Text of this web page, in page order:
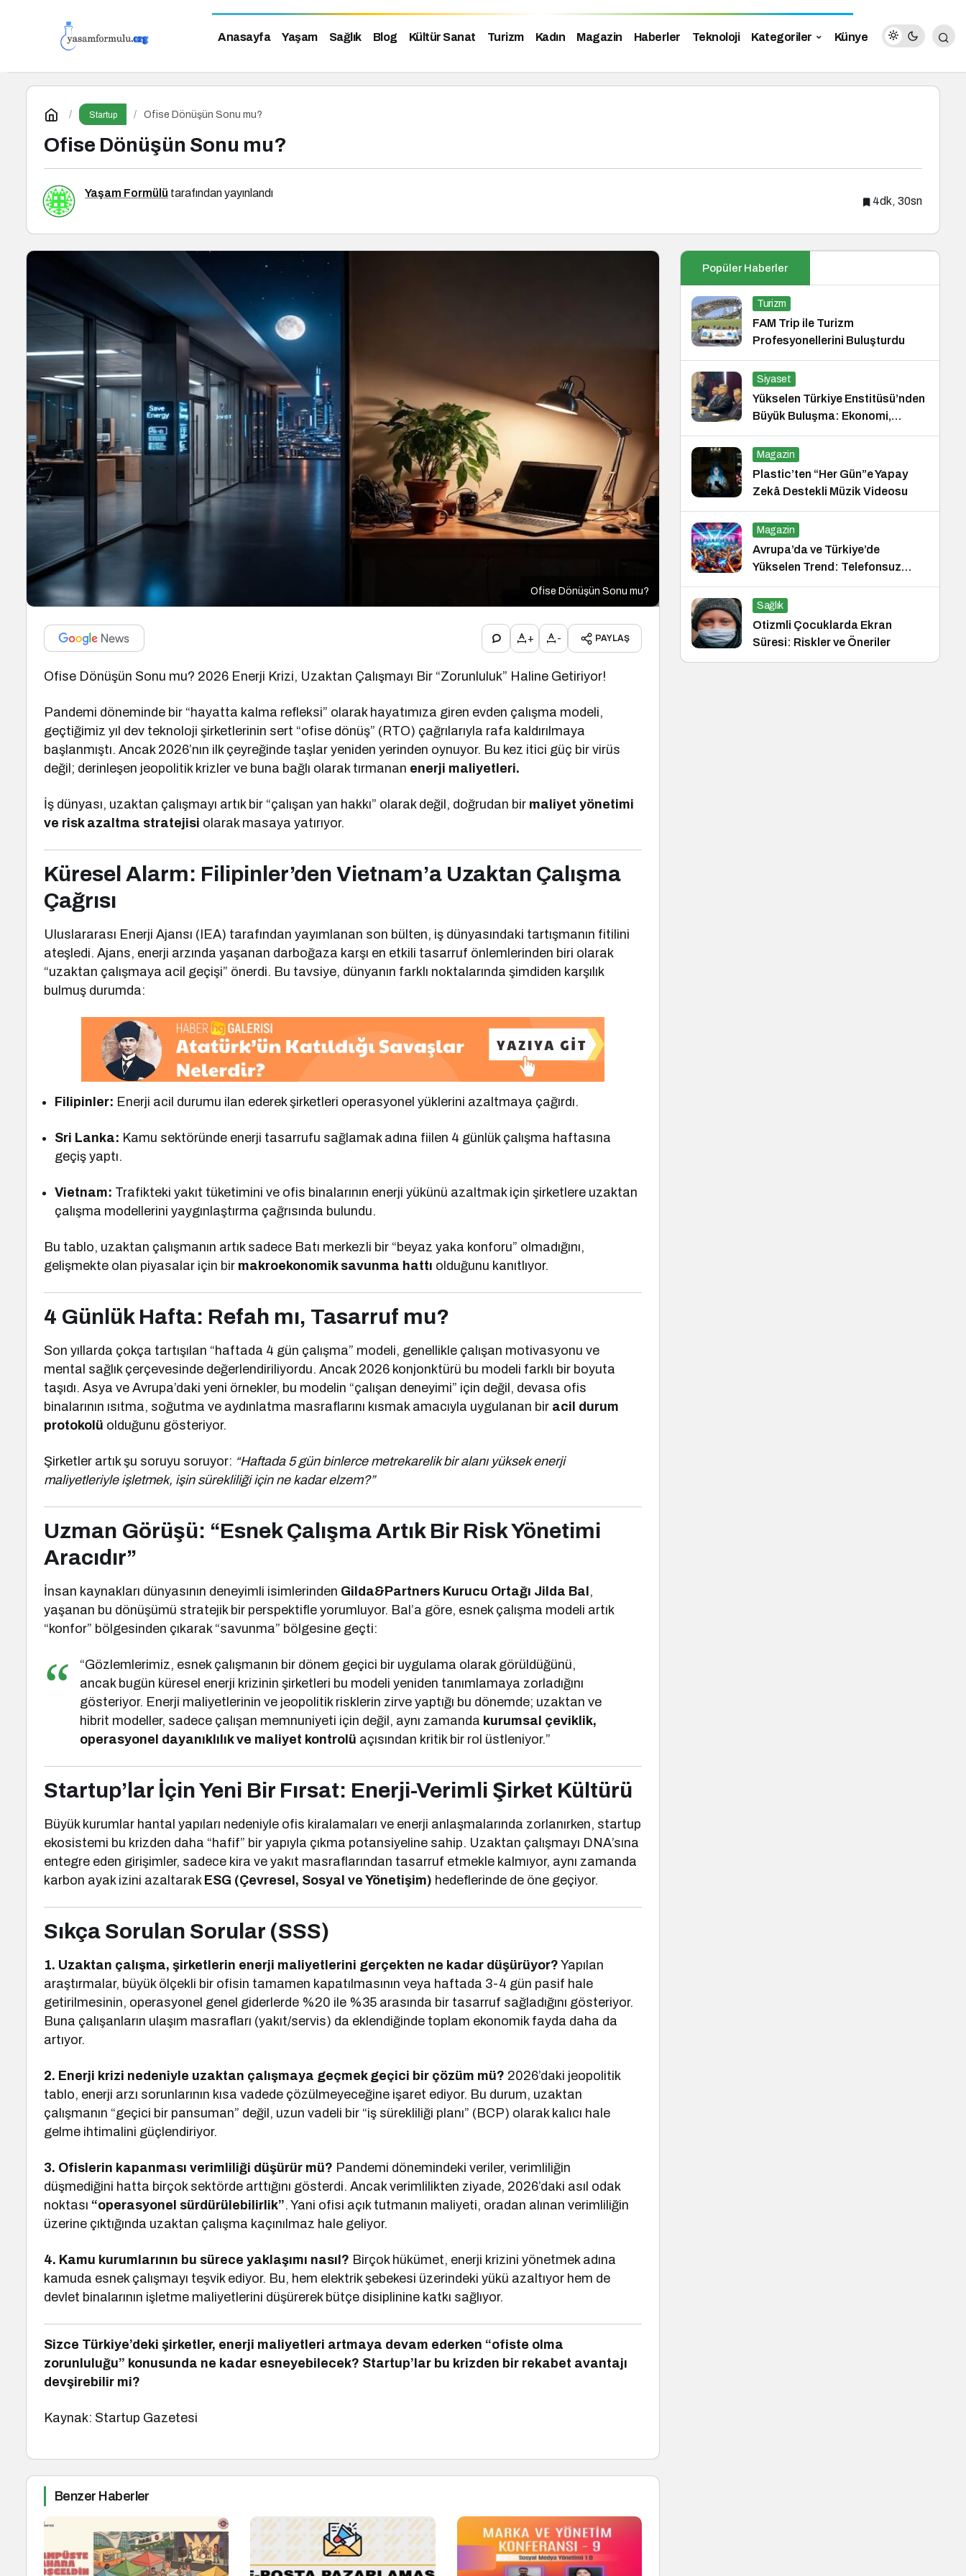
Anasayfa Yaşam Sağlık Blog Kültür Sanat Turizm Kadın Magazin Haberler Teknoloji Kategoriler Künye
Startup Ofise Dönüşün Sonu mu?
Ofise Dönüşün Sonu mu?
Yaşam Formülü tarafından yayınlandı
4dk, 30sn
Ofise Dönüşün Sonu mu?
+ - PAYLAŞ
Ofise Dönüşün Sonu mu? 2026 Enerji Krizi, Uzaktan Çalışmayı Bir “Zorunluluk” Haline Getiriyor!
Pandemi döneminde bir “hayatta kalma refleksi” olarak hayatımıza giren evden çalışma modeli,
geçtiğimiz yıl dev teknoloji şirketlerinin sert “ofise dönüş” (RTO) çağrılarıyla rafa kaldırılmaya
başlanmıştı. Ancak 2026’nın ilk çeyreğinde taşlar yeniden yerinden oynuyor. Bu kez itici güç bir virüs
değil; derinleşen jeopolitik krizler ve buna bağlı olarak tırmanan enerji maliyetleri.
İş dünyası, uzaktan çalışmayı artık bir “çalışan yan hakkı” olarak değil, doğrudan bir maliyet yönetimi
ve risk azaltma stratejisi olarak masaya yatırıyor.
Küresel Alarm: Filipinler’den Vietnam’a Uzaktan Çalışma
Çağrısı
Uluslararası Enerji Ajansı (IEA) tarafından yayımlanan son bülten, iş dünyasındaki tartışmanın fitilini
ateşledi. Ajans, enerji arzında yaşanan darboğaza karşı en etkili tasarruf önlemlerinden biri olarak
“uzaktan çalışmaya acil geçişi” önerdi. Bu tavsiye, dünyanın farklı noktalarında şimdiden karşılık
bulmuş durumda:
Filipinler: Enerji acil durumu ilan ederek şirketleri operasyonel yüklerini azaltmaya çağırdı.
Sri Lanka: Kamu sektöründe enerji tasarrufu sağlamak adına fiilen 4 günlük çalışma haftasına
geçiş yaptı.
Vietnam: Trafikteki yakıt tüketimini ve ofis binalarının enerji yükünü azaltmak için şirketlere uzaktan
çalışma modellerini yaygınlaştırma çağrısında bulundu.
Bu tablo, uzaktan çalışmanın artık sadece Batı merkezli bir “beyaz yaka konforu” olmadığını,
gelişmekte olan piyasalar için bir makroekonomik savunma hattı olduğunu kanıtlıyor.
4 Günlük Hafta: Refah mı, Tasarruf mu?
Son yıllarda çokça tartışılan “haftada 4 gün çalışma” modeli, genellikle çalışan motivasyonu ve
mental sağlık çerçevesinde değerlendiriliyordu. Ancak 2026 konjonktürü bu modeli farklı bir boyuta
taşıdı. Asya ve Avrupa’daki yeni örnekler, bu modelin “çalışan deneyimi” için değil, devasa ofis
binalarının ısıtma, soğutma ve aydınlatma masraflarını kısmak amacıyla uygulanan bir acil durum
protokolü olduğunu gösteriyor.
Şirketler artık şu soruyu soruyor: “Haftada 5 gün binlerce metrekarelik bir alanı yüksek enerji
maliyetleriyle işletmek, işin sürekliliği için ne kadar elzem?”
Uzman Görüşü: “Esnek Çalışma Artık Bir Risk Yönetimi
Aracıdır”
İnsan kaynakları dünyasının deneyimli isimlerinden Gilda&Partners Kurucu Ortağı Jilda Bal ,
yaşanan bu dönüşümü stratejik bir perspektifle yorumluyor. Bal’a göre, esnek çalışma modeli artık
“konfor” bölgesinden çıkarak “savunma” bölgesine geçti:
“Gözlemlerimiz, esnek çalışmanın bir dönem geçici bir uygulama olarak görüldüğünü,
ancak bugün küresel enerji krizinin şirketleri bu modeli yeniden tanımlamaya zorladığını
gösteriyor. Enerji maliyetlerinin ve jeopolitik risklerin zirve yaptığı bu dönemde; uzaktan ve
hibrit modeller, sadece çalışan memnuniyeti için değil, aynı zamanda kurumsal çeviklik,
operasyonel dayanıklılık ve maliyet kontrolü açısından kritik bir rol üstleniyor.”
Startup’lar İçin Yeni Bir Fırsat: Enerji-Verimli Şirket Kültürü
Büyük kurumlar hantal yapıları nedeniyle ofis kiralamaları ve enerji anlaşmalarında zorlanırken, startup
ekosistemi bu krizden daha “hafif” bir yapıyla çıkma potansiyeline sahip. Uzaktan çalışmayı DNA’sına
entegre eden girişimler, sadece kira ve yakıt masraflarından tasarruf etmekle kalmıyor, aynı zamanda
karbon ayak izini azaltarak ESG (Çevresel, Sosyal ve Yönetişim) hedeflerinde de öne geçiyor.
Sıkça Sorulan Sorular (SSS)
1. Uzaktan çalışma, şirketlerin enerji maliyetlerini gerçekten ne kadar düşürüyor? Yapılan
araştırmalar, büyük ölçekli bir ofisin tamamen kapatılmasının veya haftada 3-4 gün pasif hale
getirilmesinin, operasyonel genel giderlerde %20 ile %35 arasında bir tasarruf sağladığını gösteriyor.
Buna çalışanların ulaşım masrafları (yakıt/servis) da eklendiğinde toplam ekonomik fayda daha da
artıyor.
2. Enerji krizi nedeniyle uzaktan çalışmaya geçmek geçici bir çözüm mü? 2026’daki jeopolitik
tablo, enerji arzı sorunlarının kısa vadede çözülmeyeceğine işaret ediyor. Bu durum, uzaktan
çalışmanın “geçici bir pansuman” değil, uzun vadeli bir “iş sürekliliği planı” (BCP) olarak kalıcı hale
gelme ihtimalini güçlendiriyor.
3. Ofislerin kapanması verimliliği düşürür mü? Pandemi dönemindeki veriler, verimliliğin
düşmediğini hatta birçok sektörde arttığını gösterdi. Ancak verimlilikten ziyade, 2026’daki asıl odak
noktası “operasyonel sürdürülebilirlik”. Yani ofisi açık tutmanın maliyeti, oradan alınan verimliliğin
üzerine çıktığında uzaktan çalışma kaçınılmaz hale geliyor.
4. Kamu kurumlarının bu sürece yaklaşımı nasıl? Birçok hükümet, enerji krizini yönetmek adına
kamuda esnek çalışmayı teşvik ediyor. Bu, hem elektrik şebekesi üzerindeki yükü azaltıyor hem de
devlet binalarının işletme maliyetlerini düşürerek bütçe disiplinine katkı sağlıyor.
Sizce Türkiye’deki şirketler, enerji maliyetleri artmaya devam ederken “ofiste olma
zorunluluğu” konusunda ne kadar esneyebilecek? Startup’lar bu krizden bir rekabet avantajı
devşirebilir mi?
Kaynak: Startup Gazetesi
Benzer Haberler
Popüler Haberler
Turizm
FAM Trip ile Turizm
Profesyonellerini Buluşturdu
Siyaset
Yükselen Türkiye Enstitüsü’nden
Büyük Buluşma: Ekonomi,
Güvenlik Politikaları ve Hukuk
Konferansı
Magazin
Plastic’ten “Her Gün”e Yapay
Zekâ Destekli Müzik Videosu
Magazin
Avrupa’da ve Türkiye’de
Yükselen Trend: Telefonsuz
Gece Kulüpleri
Sağlık
Otizmli Çocuklarda Ekran
Süresi: Riskler ve Öneriler